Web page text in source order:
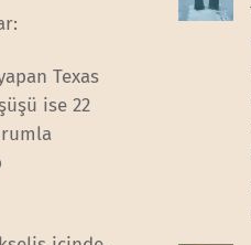
Texas
ise 22